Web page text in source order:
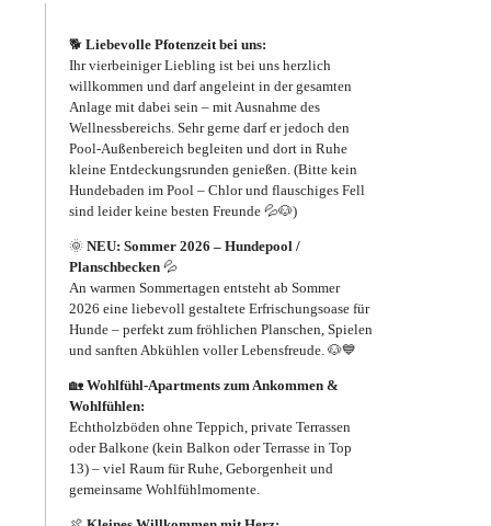
🐕 Liebevolle Pfotenzeit bei uns:
Ihr vierbeiniger Liebling ist bei uns herzlich
willkommen und darf angeleint in der gesamten
Anlage mit dabei sein – mit Ausnahme des
Wellnessbereichs. Sehr gerne darf er jedoch den
Pool-Außenbereich begleiten und dort in Ruhe
kleine Entdeckungsrunden genießen. (Bitte kein
Hundebaden im Pool – Chlor und flauschiges Fell
sind leider keine besten Freunde 💦🐶)
🌞 NEU: Sommer 2026 – Hundepool /
Planschbecken💦
An warmen Sommertagen entsteht ab Sommer
2026 eine liebevoll gestaltete Erfrischungsoase für
Hunde – perfekt zum fröhlichen Planschen, Spielen
und sanften Abkühlen voller Lebensfreude. 🐶💙
🏡 Wohlfühl-Apartments zum Ankommen &
Wohlfühlen:
Echtholzböden ohne Teppich, private Terrassen
oder Balkone (kein Balkon oder Terrasse in Top
13) – viel Raum für Ruhe, Geborgenheit und
gemeinsame Wohlfühlmomente.